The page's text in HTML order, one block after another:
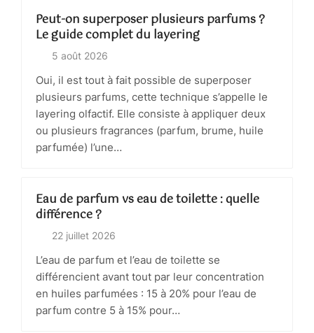
Peut-on superposer plusieurs parfums ?
Le guide complet du layering
5 août 2026
Oui, il est tout à fait possible de superposer
plusieurs parfums, cette technique s’appelle le
layering olfactif. Elle consiste à appliquer deux
ou plusieurs fragrances (parfum, brume, huile
parfumée) l’une…
Eau de parfum vs eau de toilette : quelle
différence ?
22 juillet 2026
L’eau de parfum et l’eau de toilette se
différencient avant tout par leur concentration
en huiles parfumées : 15 à 20% pour l’eau de
parfum contre 5 à 15% pour…